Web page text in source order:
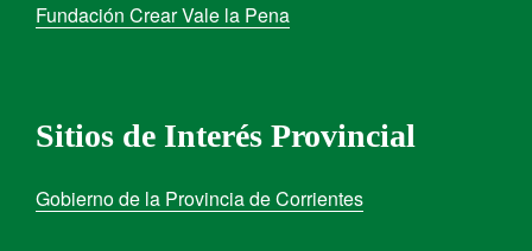
Fundación Crear Vale la Pena
Sitios de Interés Provincial
Gobierno de la Provincia de Corrientes